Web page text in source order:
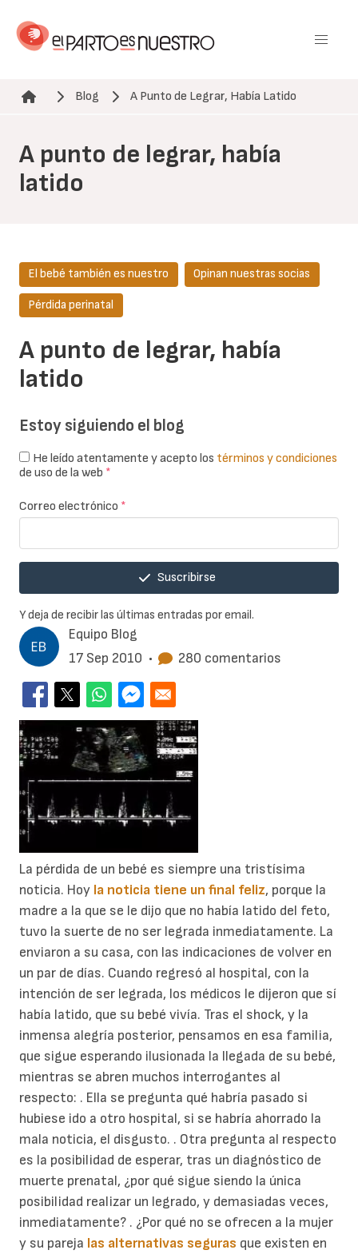
contenido
Ruta de navegación
Blog A Punto de Legrar, Había Latido
A punto de legrar, había
latido
Equipo Blog
17 Sep 2010 • 280 comentarios
A punto de legrar, había
latido
El bebé también es nuestro Opinan nuestras socias
Pérdida perinatal
La pérdida de un bebé es siempre una tristísima
noticia. Hoy la noticia tiene un final feliz, porque la
madre a la que se le dijo que no había latido del feto,
tuvo la suerte de no ser legrada inmediatamente. La
enviaron a su casa, con las indicaciones de volver en
un par de días. Cuando regresó al hospital, con la
intención de ser legrada, los médicos le dijeron que sí
había latido, que su bebé vivía. Tras el shock, y la
inmensa alegría posterior, pensamos en esa familia,
que sigue esperando ilusionada la llegada de su bebé,
mientras se abren muchos interrogantes al
respecto: . Ella se pregunta qué habría pasado si
hubiese ido a otro hospital, si se habría ahorrado la
mala noticia, el disgusto. . Otra pregunta al respecto
es la posibilidad de esperar, tras un diagnóstico de
muerte prenatal, ¿por qué sigue siendo la única
posibilidad realizar un legrado, y demasiadas veces,
inmediatamente? . ¿Por qué no se ofrecen a la mujer
y su pareja las alternativas seguras que existen en
Estoy siguiendo el blog
He leído atentamente y acepto los términos y condiciones
de uso de la web *
Correo electrónico *
Suscribirse
Y deja de recibir las últimas entradas por email.